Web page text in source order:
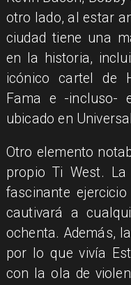
otro lado, al estar
ciudad tiene una
en la historia,
icónico cartel de
Fama e -incluso-
ubicado en
Otro elemento
propio Ti West.
fascinante
cautivará a
ochenta. Además,
por lo que vivía
con la ola de